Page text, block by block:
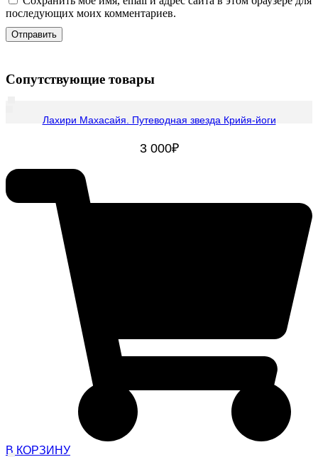
последующих моих комментариев.
Сопутствующие товары
Лахири Махасайя. Путеводная звезда Крийя-йоги
3 000₽
В КОРЗИНУ